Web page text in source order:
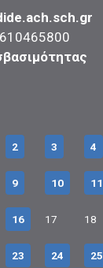
2 3 4
9 10 11
16 17 18
23 24 25